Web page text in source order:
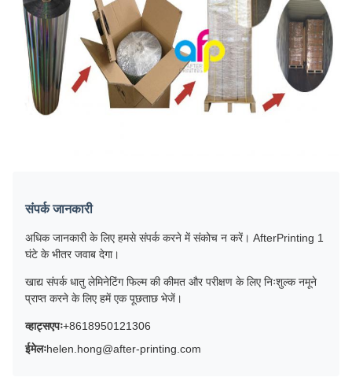
संपर्क जानकारी
अधिक जानकारी के लिए हमसे संपर्क करने में संकोच न करें। AfterPrinting 1
घंटे के भीतर जवाब देगा।
खाद्य संपर्क धातु लेमिनेटिंग फिल्म की कीमत और परीक्षण के लिए निःशुल्क नमूने
प्राप्त करने के लिए हमें एक पूछताछ भेजें।
व्हाट्सएपः+8618950121306
ईमेलःhelen.hong@after-printing.com